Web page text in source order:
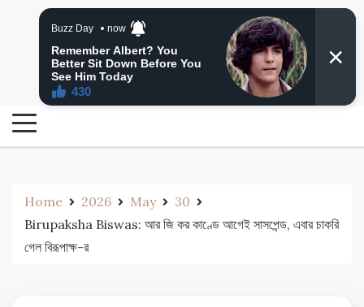
24 Ghanta Bangla News
24 Ghanta Bengali News
Home 2026 May
30
Birupaksha Biswas: আর জি কর কাণ্ডে আগেই সাসপেন্ড, এবার চাকরি
গেল বিরূপাক্ষ-র